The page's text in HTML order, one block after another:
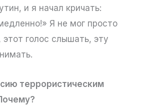
и я начал кричать:
Я не мог просто
голос слышать, эту
террористическим